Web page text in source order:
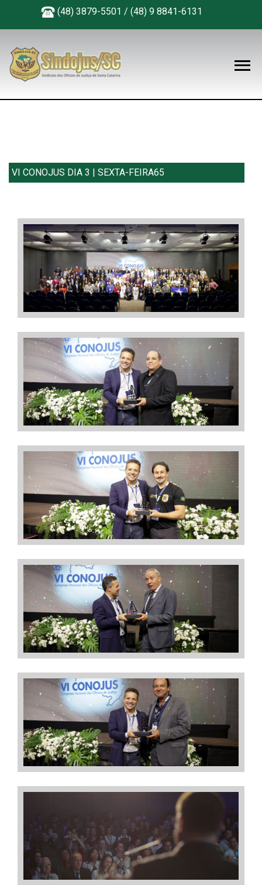
(48) 3879-5501 / (48) 9 8841-6131
VI CONOJUS DIA 3 | SEXTA-FEIRA65